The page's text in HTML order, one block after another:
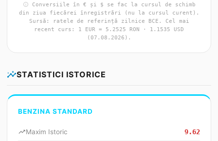
info Conversiile în € și $ se fac la cursul de schimb
din ziua fiecărei înregistrări (nu la cursul curent).
Sursă: ratele de referință zilnice BCE. Cel mai
recent curs: 1 EUR = 5.2525 RON · 1.1535 USD
(07.08.2026).
insightsSTATISTICI ISTORICE
BENZINA STANDARD
trending_upMaxim Istoric 9.62